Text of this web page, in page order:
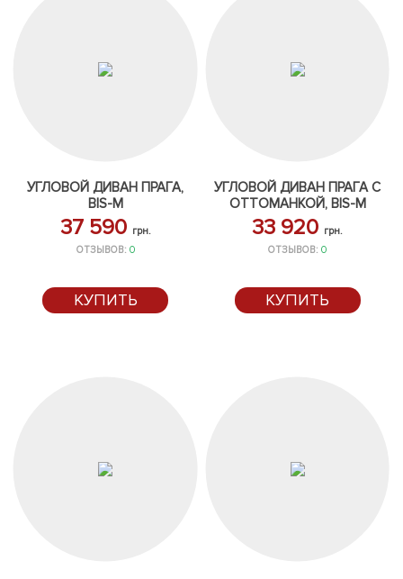
УГЛОВОЙ ДИВАН ПРАГА,
BIS-M
37 590 грн.
ОТЗЫВОВ: 0
КУПИТЬ
УГЛОВОЙ ДИВАН ПРАГА С
ОТТОМАНКОЙ, BIS-M
33 920 грн.
ОТЗЫВОВ:0
КУПИТЬ